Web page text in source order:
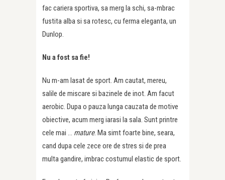
fac cariera sportiva, sa merg la schi, sa-mbrac
fustita alba si sa rotesc, cu ferma eleganta, un
Dunlop.
Nu a fost sa fie!
Nu m-am lasat de sport. Am cautat, mereu,
salile de miscare si bazinele de inot. Am facut
aerobic. Dupa o pauza lunga cauzata de motive
obiective, acum merg iarasi la sala. Sunt printre
cele mai … mature. Ma simt foarte bine, seara,
cand dupa cele zece ore de stres si de prea
multa gandire, imbrac costumul elastic de sport.